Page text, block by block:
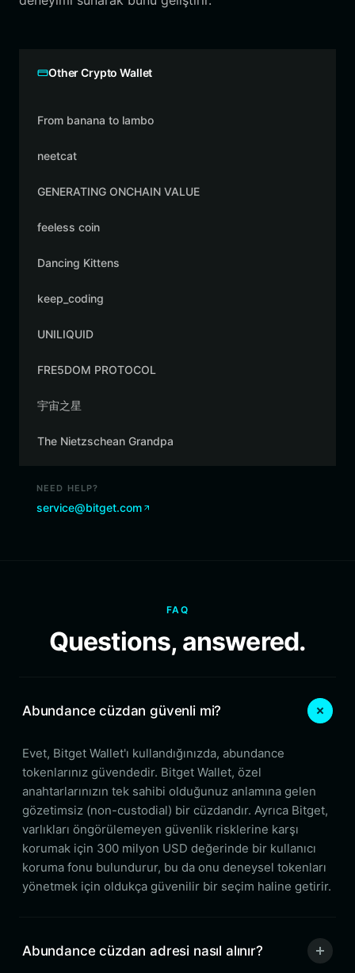
Other Crypto Wallet
From banana to lambo
neetcat
GENERATING ONCHAIN VALUE
feeless coin
Dancing Kittens
keep_coding
UNILIQUID
FRE5DOM PROTOCOL
宇宙之星
The Nietzschean Grandpa
NEED HELP?
service@bitget.com
FAQ
Questions, answered.
Abundance cüzdan güvenli mi?
Evet, Bitget Wallet'ı kullandığınızda, abundance
tokenlarınız güvendedir. Bitget Wallet, özel
anahtarlarınızın tek sahibi olduğunuz anlamına gelen
gözetimsiz (non-custodial) bir cüzdandır. Ayrıca Bitget,
varlıkları öngörülemeyen güvenlik risklerine karşı
korumak için 300 milyon USD değerinde bir kullanıcı
koruma fonu bulundurur, bu da onu deneysel tokenları
yönetmek için oldukça güvenilir bir seçim haline getirir.
Abundance cüzdan adresi nasıl alınır?